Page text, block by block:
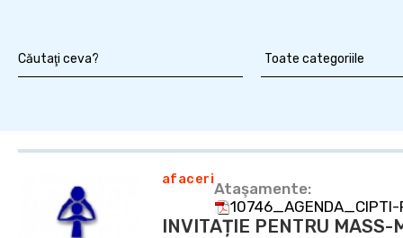
afaceri
INVITAȚIE PENTRU MASS-
Ataşamente: